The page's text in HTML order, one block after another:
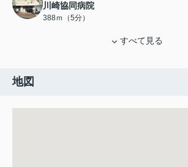
川崎協同病院
388ｍ（5分）
すべて見る
地図